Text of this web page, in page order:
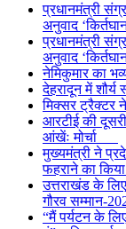
प्रधानमंत्री
अनुवाद
प्रधानमंत्री
अनुवाद
नेमिकुमार का
देहरादून में
मिक्सर ट्रैक्टर
आरटीई की
आंखेंः मोर्चा
मुख्यमंत्री ने
फहराने का किया
उत्तराखंड के लिए
गौरव सम्मान-
“मैं पर्यटन के